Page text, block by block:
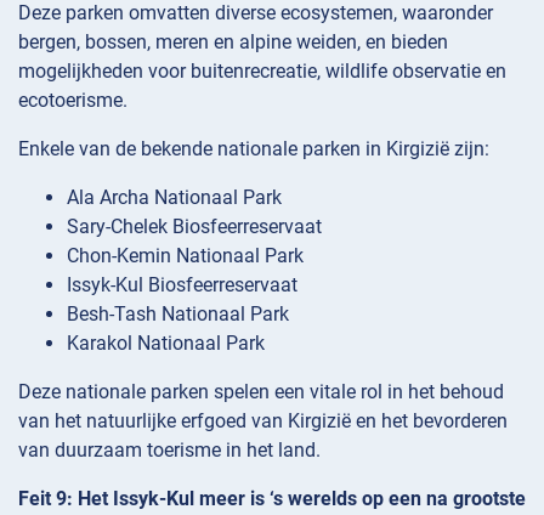
Deze parken omvatten diverse ecosystemen, waaronder
bergen, bossen, meren en alpine weiden, en bieden
mogelijkheden voor buitenrecreatie, wildlife observatie en
ecotoerisme.
Enkele van de bekende nationale parken in Kirgizië zijn:
Ala Archa Nationaal Park
Sary-Chelek Biosfeerreservaat
Chon-Kemin Nationaal Park
Issyk-Kul Biosfeerreservaat
Besh-Tash Nationaal Park
Karakol Nationaal Park
Deze nationale parken spelen een vitale rol in het behoud
van het natuurlijke erfgoed van Kirgizië en het bevorderen
van duurzaam toerisme in het land.
Feit 9: Het Issyk-Kul meer is ‘s werelds op een na grootste